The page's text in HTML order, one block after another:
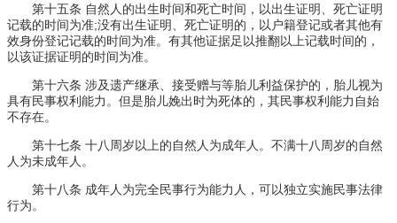
第十五条 自然人的出生时间和死亡时间，以出生证明、死亡证明
记载的时间为准;没有出生证明、死亡证明的，以户籍登记或者其他有
效身份登记记载的时间为准。有其他证据足以推翻以上记载时间的，
以该证据证明的时间为准。
第十六条 涉及遗产继承、接受赠与等胎儿利益保护的，胎儿视为
具有民事权利能力。但是胎儿娩出时为死体的，其民事权利能力自始
不存在。
第十七条 十八周岁以上的自然人为成年人。不满十八周岁的自然
人为未成年人。
第十八条 成年人为完全民事行为能力人，可以独立实施民事法律
行为。